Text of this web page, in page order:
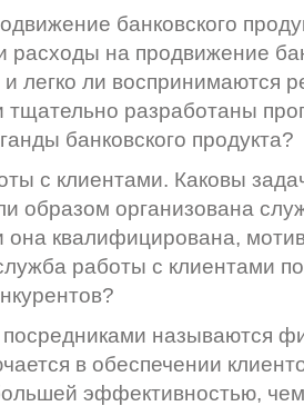
банковского
расходы на продвижение
легко ли воспринимаются
тщательно разработаны
банковского продукта?
с клиентами. Каковы
образом организована
она квалифицирована,
работы с клиентами
называются
в обеспечении
эффективностью,